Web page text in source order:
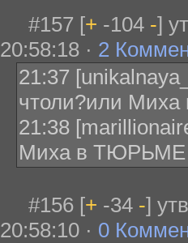
#157 [+ -104 -]
20:58:18 · 2
21:37
чтоли?или Миха
21:38
Миха в ТЮРЬМЕ
#156 [+ -34 -]
20:58:10 · 0